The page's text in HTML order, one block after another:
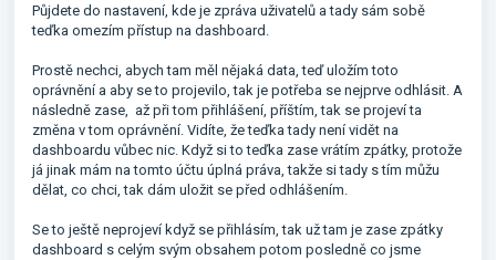
Půjdete do nastavení, kde je zpráva uživatelů a tady sám sobě
teďka omezím přístup na dashboard.
Prostě nechci, abych tam měl nějaká data, teď uložím toto
oprávnění a aby se to projevilo, tak je potřeba se nejprve odhlásit. A
následně zase, až při tom přihlášení, příštím, tak se projeví ta
změna v tom oprávnění. Vidíte, že teďka tady není vidět na
dashboardu vůbec nic. Když si to teďka zase vrátím zpátky, protože
já jinak mám na tomto účtu úplná práva, takže si tady s tím můžu
dělat, co chci, tak dám uložit se před odhlášením.
Se to ještě neprojeví když se přihlásím, tak už tam je zase zpátky
dashboard s celým svým obsahem potom posledně co jsme